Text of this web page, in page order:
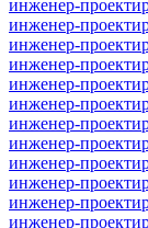
инженер-
инженер-
инженер-
инженер-
инженер-
инженер-
инженер-
инженер-
инженер-
инженер-
инженер-
инженер-